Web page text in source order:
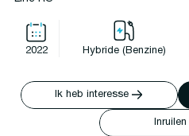
2022 Hybride (Benzine)
Ik heb interesse
Inruilen